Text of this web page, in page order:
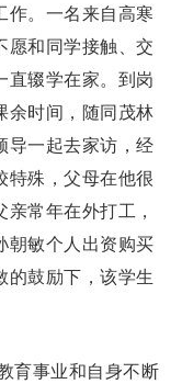
作。一名来自高寒
愿和同学接触、交
直辍学在家。到岗
余时间，随同茂林
导一起去家访，经
特殊，父母在他很
常年在外打工，
朝敏个人出资购买
的鼓励下，该学生
育事业和自身不断